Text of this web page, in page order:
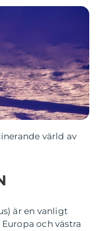
värld av
är en vanligt
och västra